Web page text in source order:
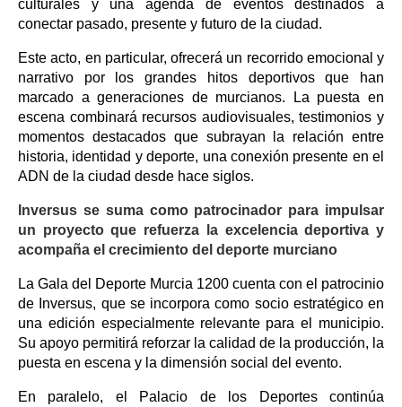
culturales y una agenda de eventos destinados a
conectar pasado, presente y futuro de la ciudad.
Este acto, en particular, ofrecerá un recorrido emocional y
narrativo por los grandes hitos deportivos que han
marcado a generaciones de murcianos. La puesta en
escena combinará recursos audiovisuales, testimonios y
momentos destacados que subrayan la relación entre
historia, identidad y deporte, una conexión presente en el
ADN de la ciudad desde hace siglos.
Inversus se suma como patrocinador para impulsar
un proyecto que refuerza la excelencia deportiva y
acompaña el crecimiento del deporte murciano
La Gala del Deporte Murcia 1200 cuenta con el patrocinio
de Inversus, que se incorpora como socio estratégico en
una edición especialmente relevante para el municipio.
Su apoyo permitirá reforzar la calidad de la producción, la
puesta en escena y la dimensión social del evento.
En paralelo, el Palacio de los Deportes continúa